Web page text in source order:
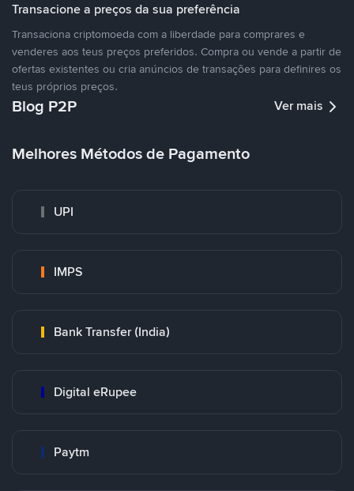
Transacione a preços da sua preferência
Transaciona criptomoeda com a liberdade para comprares e
venderes aos teus preços preferidos. Compra ou vende a partir de
ofertas existentes ou cria anúncios de transações para definires os
teus próprios preços.
Blog P2P Ver mais
Melhores Métodos de Pagamento
UPI
IMPS
Bank Transfer (India)
Digital eRupee
Paytm